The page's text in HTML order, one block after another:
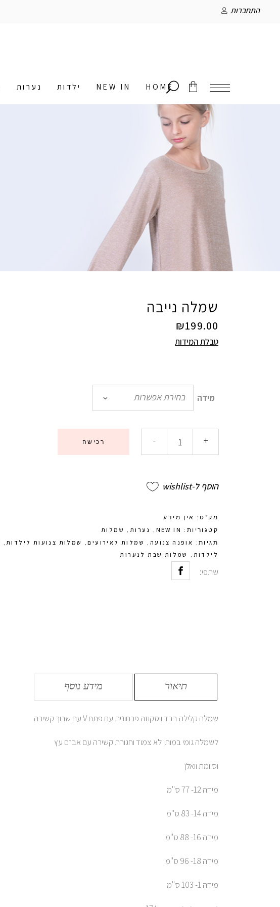
התחברות
HOME
NEW IN ילדות נערות
אין מוצרים בסל
שמלה נייבה
₪199.00
טבלת המידות
מידה בחירת אפשרות
- + רכישה
הוסף ל-wishlist
מק"ט: אין מידע
קטגוריות: NEW IN נערות שמלות
תגיות: אופנה צנועה שמלות לאירועים, שמלות צנועות לילדות
לילדות
שמלות שבת לנערות
שתפי:
תיאור מידע נוסף
שמלה קלילה בבד ויסקוזה פרחונית עם פתח V עם שרוך קשירה
לשמלה גומי במותן לא צמוד וחגורת קשירה עם אבזם עץ
וסיומת וואלן
מידה 12- 77 ס"מ
מידה 14- 83 ס"מ
מידה 16- 88 ס"מ
מידה 18- 96 ס"מ
מידה 1- 103 ס"מ